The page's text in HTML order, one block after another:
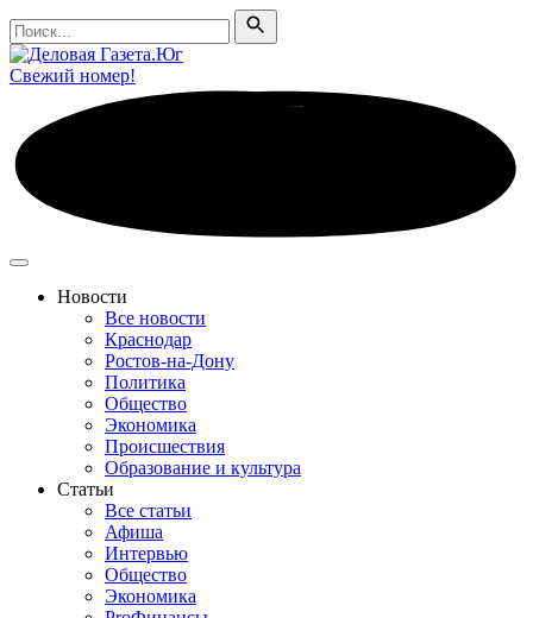
Поиск
Поиск
Свежий номер!
Новости
Все новости
Краснодар
Ростов-на-Дону
Политика
Общество
Экономика
Происшествия
Образование и культура
Статьи
Все статьи
Афиша
Интервью
Общество
Экономика